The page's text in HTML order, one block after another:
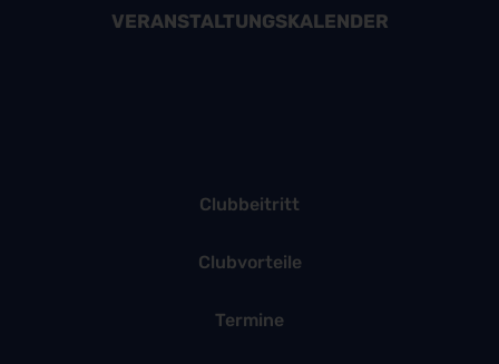
VERANSTALTUNGSKALENDER
Clubbeitritt
Clubvorteile
Termine